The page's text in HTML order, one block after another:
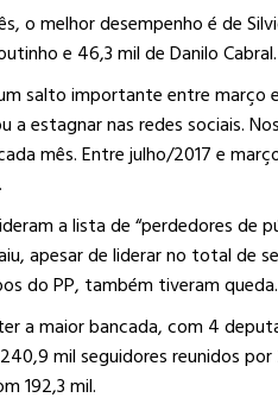
o melhor desempenho é de
e 46,3 mil de Danilo Cabral.
salto importante entre março
a estagnar nas redes sociais.
mês. Entre julho/2017 e
a lista de “perdedores de
apesar de liderar no total de
do PP, também tiveram
a maior bancada, com 4
mil seguidores reunidos
192,3 mil.